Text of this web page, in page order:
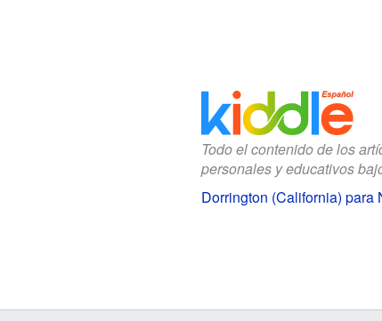
Todo el contenido de los
personales y educativos
Dorrington (California) para